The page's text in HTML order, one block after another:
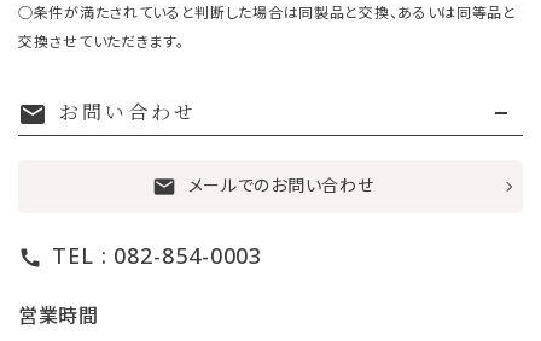
○条件が満たされていると判断した場合は同製品と交換、あるいは同等品と
交換させていただきます。
mail お問い合わせ
mail メールでのお問い合わせ
call TEL : 082-854-0003
営業時間